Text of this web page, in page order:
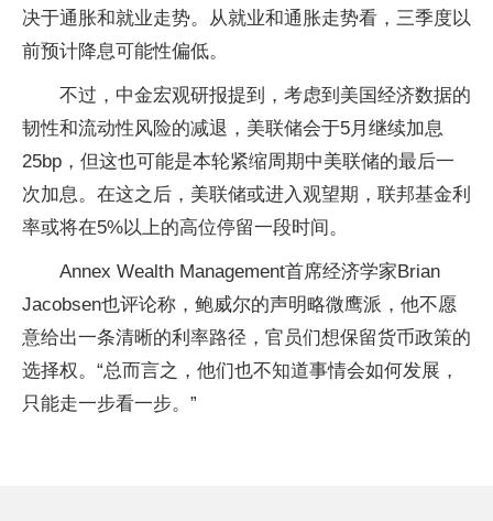
决于通胀和就业走势。从就业和通胀走势看，三季度以
前预计降息可能性偏低。
不过，中金宏观研报提到，考虑到美国经济数据的
韧性和流动性风险的减退，美联储会于5月继续加息
25bp，但这也可能是本轮紧缩周期中美联储的最后一
次加息。在这之后，美联储或进入观望期，联邦基金利
率或将在5%以上的高位停留一段时间。
Annex Wealth Management首席经济学家Brian
Jacobsen也评论称，鲍威尔的声明略微鹰派，他不愿
意给出一条清晰的利率路径，官员们想保留货币政策的
选择权。“总而言之，他们也不知道事情会如何发展，
只能走一步看一步。”